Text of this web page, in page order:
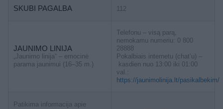
SKUBI PAGALBA 112
JAUNIMO LINIJA
„Jaunimo linija“ – emocinė
parama jaunimui (16–35 m.)
Telefonu – visą parą,
nemokamu numeriu: 0 800
28888
Pokalbiais internetu (chat’u) –
kasdien nuo 13:00 iki 01:00
val.:
https://jaunimolinija.lt/pasikalbekim/
Patikima informacija apie